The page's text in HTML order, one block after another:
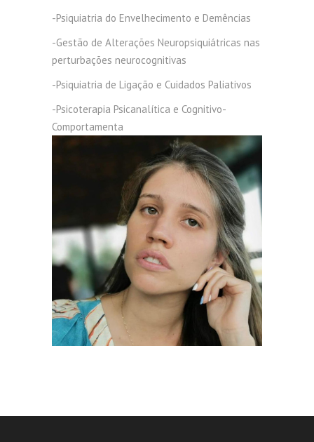
-Psiquiatria do Envelhecimento e Demências
-Gestão de Alterações Neuropsiquiátricas nas
perturbações neurocognitivas
-Psiquiatria de Ligação e Cuidados Paliativos
-Psicoterapia Psicanalítica e Cognitivo-
Comportamenta